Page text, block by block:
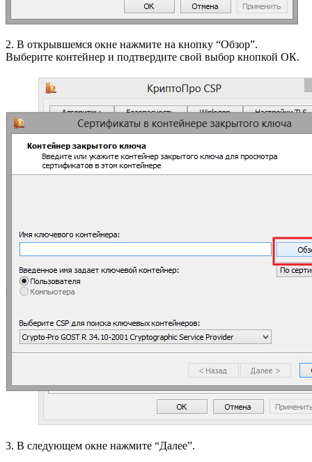
2. В открывшемся окне нажмите на кнопку “Обзор”.
Выберите контейнер и подтвердите свой выбор кнопкой ОК.
3. В следующем окне нажмите “Далее”.